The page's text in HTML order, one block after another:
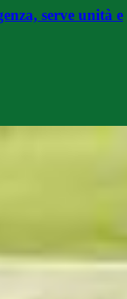
serve unità e